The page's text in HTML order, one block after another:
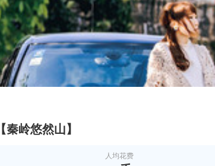
岭悠然山】
人均花费